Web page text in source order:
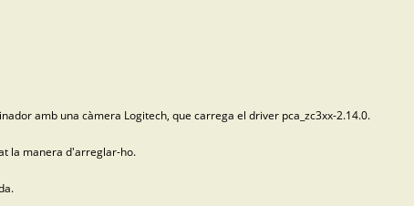
amb una càmera Logitech, que carrega el driver pca_zc3xx-2.14.0.
la manera d'arreglar-ho.